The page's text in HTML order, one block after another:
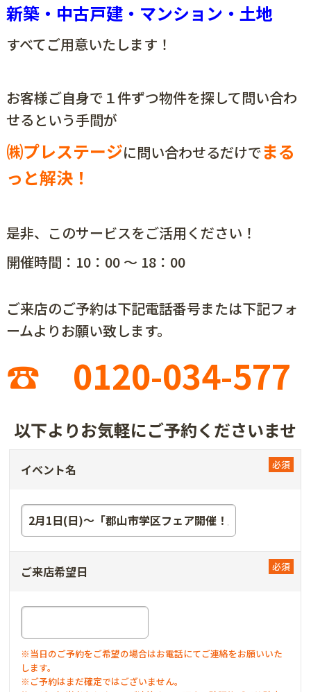
新築・中古戸建・マンション・土地
すべてご用意いたします！
お客様ご自身で１件ずつ物件を探して問い合わ
せるという手間が
㈱プレステージに問い合わせるだけでまる
っと解決！
是非、このサービスをご活用ください！
開催時間：10：00 ～ 18：00
ご来店のご予約は下記電話番号または下記フォ
ームよりお願い致します。
☎ 0120-034-577
以下よりお気軽にご予約くださいませ
イベント名
ご来店希望日
※当日のご予約をご希望の場合はお電話にてご連絡をお願いいた
します。
※ご予約はまだ確定ではございません。